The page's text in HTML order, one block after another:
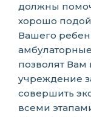
должны
хорошо
Вашего
позволят Вам
учреждение
совершить
всеми